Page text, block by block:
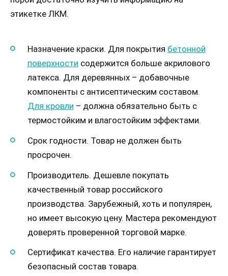
этикетке ЛКМ.
Назначение краски. Для покрытия бетонной
поверхности содержится больше акрилового
латекса. Для деревянных – добавочные
компоненты с антисептическим составом.
Для кровли – должна обязательно быть с
термостойким и влагостойким эффектами.
Срок годности. Товар не должен быть
просрочен.
Производитель. Дешевле покупать
качественный товар российского
производства. Зарубежный, хоть и популярен,
но имеет высокую цену. Мастера рекомендуют
доверять проверенной торговой марке.
Сертификат качества. Его наличие гарантирует
безопасный состав товара.